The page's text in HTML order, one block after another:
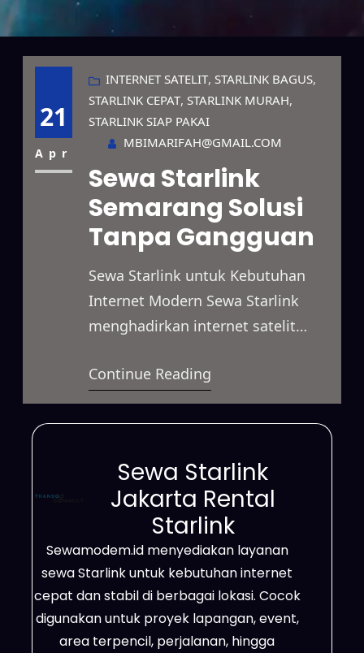
21
Apr
INTERNET SATELIT, STARLINK BAGUS
STARLINK CEPAT, STARLINK MURAH
STARLINK SIAP PAKAI
MBIMARIFAH@GMAIL.COM
Sewa Starlink
Semarang Solusi
Tanpa Gangguan
Sewa Starlink untuk Kebutuhan
Internet Modern Sewa Starlink
menghadirkan internet satelit
berbagai kebutuhan. Layanan ini
dapat digunakan untuk bisnis,
proyek lapangan, event, maupun
Starlink mampu menjangkau
daerah terpencil, area dengan
sinyal terbatas, lokasi proyek,
pertambangan, hingga
perkebunan. Bahkan, wilayah yang
belum tercover jaringan fiber optik
tetap bisa menikmati…
Continue Reading
Sewa Starlink
Jakarta Rental
Starlink
Sewamodem.id menyediakan layanan
sewa Starlink untuk kebutuhan internet
cepat dan stabil di berbagai lokasi. Cocok
digunakan untuk proyek lapangan, event,
area terpencil, perjalanan, hingga